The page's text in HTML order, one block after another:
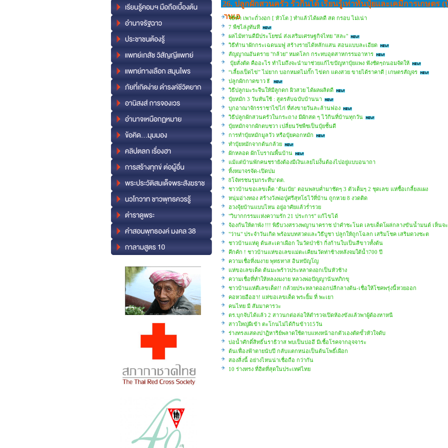
26. ปลูกผักสวนครัว รั้วกินได้ เรียนรู้เท่าทันปุ๋ยและเคมีการเกษตร
ตนเอ
วิธีทำ เพาะถั่วงอก [ หัวโต ] ทำแล้วได้ผลดี สด กรอบ ไม่เน่า
7 พืชไล่งูทันที
ผลไม้ทานดีมีประโยชน์ ส่งเสริมเศรษฐกิจไทย "สละ"
วิธีทำนาผักกระเฉดนมฟู สร้างรายได้หลักแสน สอนแบบละเอียด
สัญญาณอันตราย "กล้วย" หมดโลก กระทบอุตสาหกรรมอาหาร
ปุ๋ยสั่งตัด คืออะไร ทำไมถึงจะนำมาช่วยแก้ไขปัญหาปุ๋ยแพง ฟังชัดๆถนอมจัดให้
“เลี้ยงเป็ดไข่” ไม่ยาก บอกหมดไม่กั๊ก ไข่ดก แดงสวย ขายได้ราคาดี | เกษตรสัญจร
ปลูกผักกาดขาว🥬
วิธีปลูกมะระจีนให้มีลูกดก ผิวสวย ได้ผลผลิตดี
ปุ๋ยหมัก 3 วันทันใช้ : สูตรลับฉบับบ้านนา
บุกอาณาจักรราชาไข่ไก่ ที่ส่งขายวันละล้านฟอง
วิธีปลูกผักสวนครัวในกระถาง มีผักสด ๆ ไว้กินที่บ้านทุกวัน
ปุ๋ยหมักจากผักตบชวา เปลี่ยนวัชพืชเป็นปุ๋ยชั้นดี
การทำปุ๋ยหมักมูลวัว หรือปุ๋ยคอกหมัก
ทำปุ๋ยหมักจากต้นกล้วย
ผักหลอด ผักโบราณพื้นบ้าน
แม้แต่บ้านพักคนชรายังต้องมีเงินเลยไม่งั้นต้องไปอยู่แบบอนาถา
ทิ้งหมาจรจัด-เปิดปม
8โจ๋ทรชนรุมกระทืบ‘ดต.
ชาวบ้านขอเลขเด็ด ‘ต้นเป๋ย’ ตอนพลบค่ำมาชัดๆ 3 ตัวเต็มๆ 2 ชุดเลข แห่ซื้อเกลี้ยงแผง
หนุ่มอ่างทอง สร้างวังพ่อปู่ศรีสุทโธไว้ที่บ้าน ถูกหวย 8 งวดติด
ฮวงจุ้ยบ้านแบบไหน อยู่อาศัยแล้วร่ำรวย
"วิบากกรรมเเห่งความรัก 21 ประการ" แก้ไขได้
จ้องกันให้ตาพัง !!! พิธีบวงสรวงพญานาคราช ป่าคำชะโนด เลขเด็ดโผล่กลางขันน้ำมนต์ เห็นจ
"ว่าน" ประจำวันเกิด พร้อมบทสวดและวิธีบูชา ปลูกให้ถูกโฉลก เสริมโชค เสริมดวงชะต
ชาวบ้านแห่ดู ต้นสะเดาเผือก ในวัดป่าช้า กิ่งก้านใบเป็นสีขาวทั้งต้น
คึกคัก ! ชาวบ้านแห่ขอเลขแม่ตะเคียนวัดท่าช้างหลังจมใต้น้ำ700 ปี
ความเชื่อที่งมงาย พุทธทาส อินทปัญโญ
แห่ขอเลขเด็ด ต้นมะพร้าวประหลาดงอกเป็นหัวช้าง
ความเชื่อที่ทำให้หลงงมงาย หลวงพ่อปัญญานันทภิกขุ
ชาวบ้านแห่ตีเลขเด็ด!! กล้วยประหลาดออกปลีกลางต้น-เชื่อให้โชคพรุ่งนี้หวยออก
คอหวยฮือฮา! แห่ขอเลขเด็ด พระยิ้ม ที่ พะเยา
คนไทย มี สัมมาคารวะ
ตร.บุกจับได้แล้ว 2 สาวนกต่อล่อให้ตำรวจเปิดห้องขังแล้วพาผู้ต้องหาหนี
สาวใหญ่ผีเข้า ตะโกนไม่ได้กินข้าว15วัน
ร่างทรงแสดงปาฏิหาริย์พลาดใช้ดาบแทงหน้าอกตัวเองตัดขั้วหัวใจดับ
บ่อน้ำศักดิ์สิทธิ์นราธิวาส พบเป็นบ่ออึ มีเชื้อโรคจากอุจจาระ
ต้นเฟื่องฟ้าตายนับปี กลับแตกหน่อเป็นต้นโพธิ์เผือก
สองสิ่งนี้ อย่างไหนน่าเชื่อถือ กว่ากัน
10 ร่างทรง ที่ฮิตที่สุดในประเทศไทย